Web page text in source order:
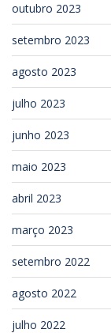
outubro 2023
setembro 2023
agosto 2023
julho 2023
junho 2023
maio 2023
abril 2023
março 2023
setembro 2022
agosto 2022
julho 2022